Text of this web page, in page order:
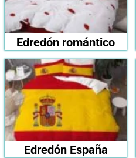
Edredón romántico
Edredón España